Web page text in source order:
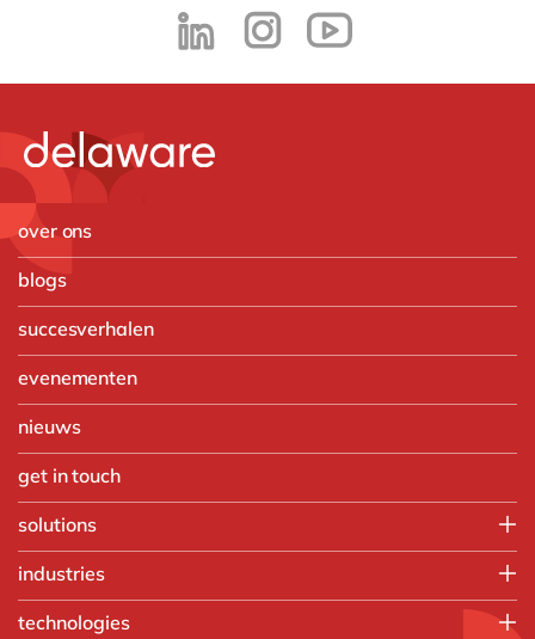
over ons
blogs
succesverhalen
evenementen
nieuws
get in touch
solutions
Digital
industries
technologies